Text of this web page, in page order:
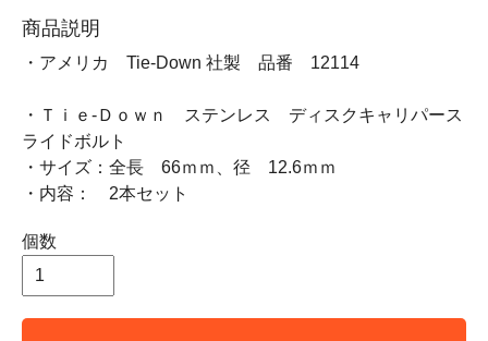
商品説明
・アメリカ Tie-Down 社製 品番 12114
・Ｔｉｅ-Ｄｏｗｎ ステンレス ディスクキャリパース
ライドボルト
・サイズ：全長 66ｍｍ、径 12.6ｍｍ
・内容： 2本セット
個数